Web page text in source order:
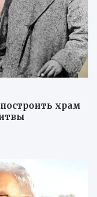
храм